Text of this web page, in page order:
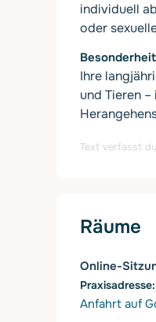
individuell
oder
Ihre
und Tieren
Text verfasst
Räume
Online-
Anfahrt auf